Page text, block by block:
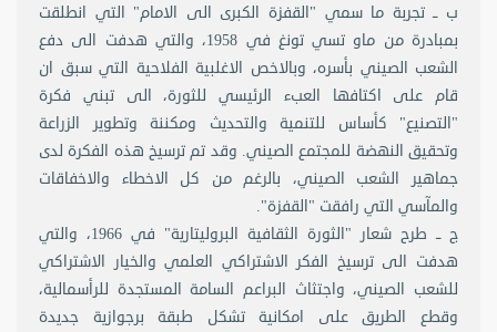
ب ــ تجربة ما سمي "القفزة الكبرى الى الامام" التي انطلقت
بمبادرة من ماو تسي تونغ في 1958، والتي هدفت الى دفع
الشعب الصيني بأسره، وبالاخص الاغلبية الفلاحية التي سبق ان
قام على اكتافها العبء الرئيسي للثورة، الى تبني فكرة
"التصنيع" كأساس للتنمية والتحديث ومكننة وتطوير الزراعة
وتحقيق النهضة للمجتمع الصيني. وقد تم ترسيخ هذه الفكرة لدى
جماهير الشعب الصيني، بالرغم من كل الاخطاء والاخفاقات
والمآسي التي رافقت "القفزة".
ج ــ طرح شعار "الثورة الثقافية البروليتارية" في 1966، والتي
هدفت الى ترسيخ الفكر الاشتراكي العلمي والخيار الاشتراكي
للشعب الصيني، واجتثاث البراعم السامة المستجدة للرأسمالية،
وقطع الطريق على امكانية تشكل طبقة برجوازية جديدة